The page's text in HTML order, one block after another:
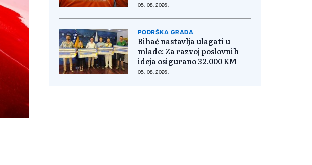
05. 08. 2026.
PODRŠKA GRADA
Bihać nastavlja ulagati u
mlade: Za razvoj poslovnih
ideja osigurano 32.000 KM
05. 08. 2026.